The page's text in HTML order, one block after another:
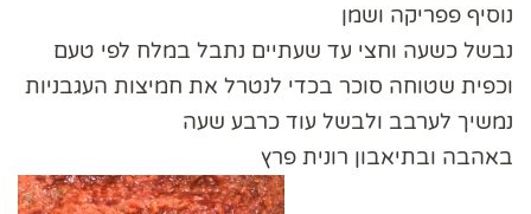
נוסיף פפריקה ושמן
נבשל כשעה וחצי עד שעתיים נתבל במלח לפי טעם
וכפית שטוחה סוכר בכדי לנטרל את חמיצות העגבניות
נמשיך לערבב ולבשל עוד כרבע שעה
באהבה ובתיאבון רונית פרץ